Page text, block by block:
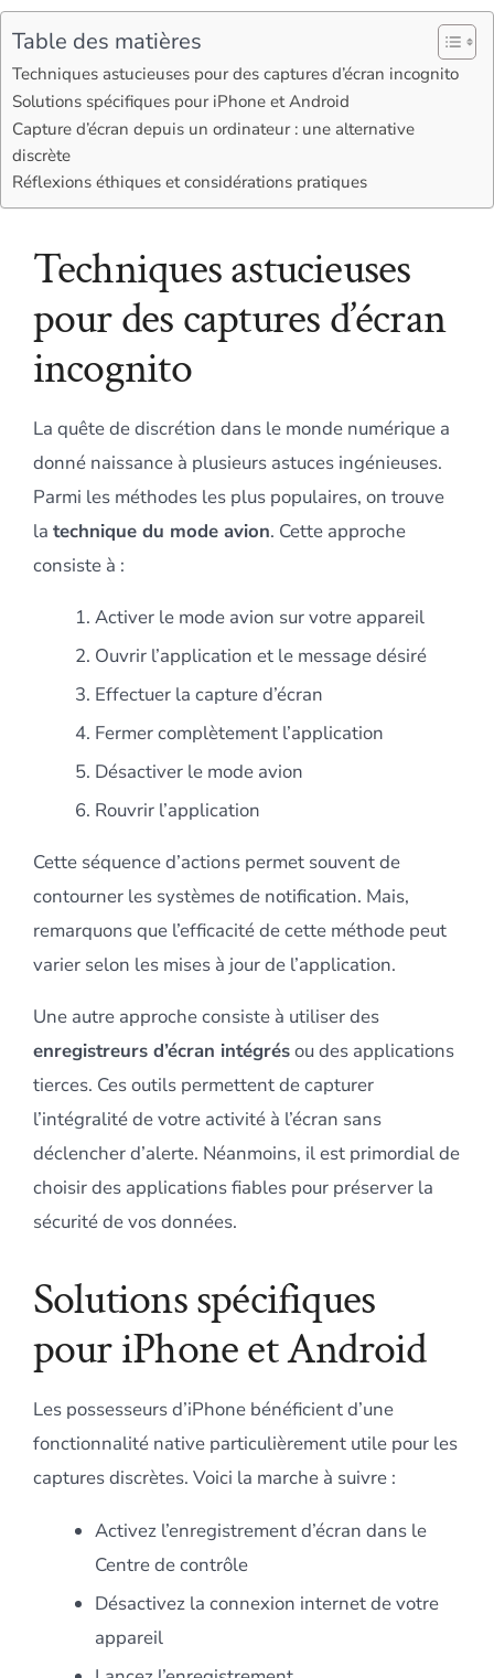
Table des matières
Techniques astucieuses pour des captures d’écran incognito
Solutions spécifiques pour iPhone et Android
Capture d’écran depuis un ordinateur : une alternative
discrète
Réflexions éthiques et considérations pratiques
Techniques astucieuses
pour des captures d’écran
incognito
La quête de discrétion dans le monde numérique a
donné naissance à plusieurs astuces ingénieuses.
Parmi les méthodes les plus populaires, on trouve
la technique du mode avion. Cette approche
consiste à :
Activer le mode avion sur votre appareil
Ouvrir l’application et le message désiré
Effectuer la capture d’écran
Fermer complètement l’application
Désactiver le mode avion
Rouvrir l’application
Cette séquence d’actions permet souvent de
contourner les systèmes de notification. Mais,
remarquons que l’efficacité de cette méthode peut
varier selon les mises à jour de l’application.
Une autre approche consiste à utiliser des
enregistreurs d’écran intégrésou des applications
tierces. Ces outils permettent de capturer
l’intégralité de votre activité à l’écran sans
déclencher d’alerte. Néanmoins, il est primordial de
choisir des applications fiables pour préserver la
sécurité de vos données.
Solutions spécifiques
pour iPhone et Android
Les possesseurs d’iPhone bénéficient d’une
fonctionnalité native particulièrement utile pour les
captures discrètes. Voici la marche à suivre :
Activez l’enregistrement d’écran dans le
Centre de contrôle
Désactivez la connexion internet de votre
appareil